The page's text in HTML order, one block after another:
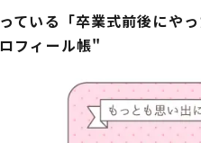
っている「卒業式前後に
フィール帳"